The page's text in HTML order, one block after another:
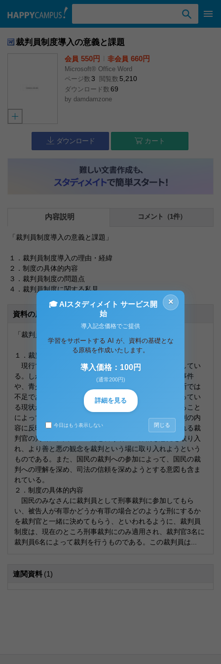
裁判員制度導入の意義と課題
会員 550円 非会員 660円
Microsoft® Office Word
ページ数 3 閲覧数 5,210
ダウンロード数 69
by damdamzone
ダウンロード カート
内容説明 コメント（1件）
「裁判員制度導入の意義と課題」
１．裁判員制度導入の理由・経緯
２．制度の具体的内容
３．裁判員制度の問題点
４．裁判員制度に関する私見
資料の原本内容
「裁判員制度導入の意義と課題」
１．裁判員制度導入の理由・経緯
現行では資格を持った裁判官が法律の下に判決を下してい
る。しかしながら近年、世間を揺るがすような凶悪な事件
や、青少年による犯罪が多発し、現行の法律による判断では
不足であるとの声が被害者家族や世論から次々と上がってい
る現状がある。そこで、国民の皆さんが裁判に参加すること
によって、法律の専門家ではない人たちの感覚が、裁判の内
容に反映される、といわれるように、客観的に判断される裁
判官の判断に、国民の世論と言う名の主体的な意見を取り入
れ、より善と悪の観念を裁判という場に取り入れようという
ものである。また、国民の裁判への参加によって、国民の裁
判への理解を深め、司法の信頼を深めようとする意図も含ま
れている。
２．制度の具体的内容
国民のみなさんに裁判員として刑事裁判に参加してもら
い、被告人が有罪かどうか有罪の場合どのような刑にするか
を裁判官と一緒に決めてもらう、といわれるように、裁判員
制度は、現在のところ刑事裁判にのみ適用され、裁判官3名に
裁判員6名によって裁判を行うものである。この裁判員は...
連関資料 (1)
×
🎓 AIスタディメイト サービス開
始
導入記念価格でご提供
学習をサポートする AI が、資料の基礎とな
る原稿を作成いたします。
導入価格：100円
(通常200円)
詳細を見る
今日はもう表示しない 閉じる